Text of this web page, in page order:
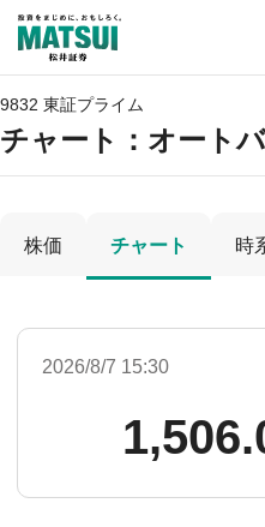
9832 東証プライム
チャート： オート
株価 チャート 時
2026/8/7 15:30